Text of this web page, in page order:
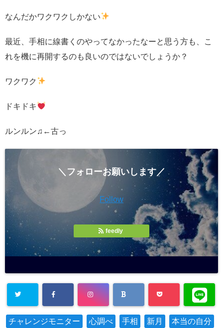
なんだかワクワクしかない
最近、手相に線書くのやってなかったなーと思う方も、こ
れを機に再開するのも良いのではないでしょうか？
ワクワク
ドキドキ
ルンルン♫←古っ
＼フォローお願いします／
Follow
feedly
チャレンジモニター 心調べ 手相 新月 本当の自分